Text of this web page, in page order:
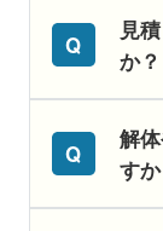
見
か？
解
すか